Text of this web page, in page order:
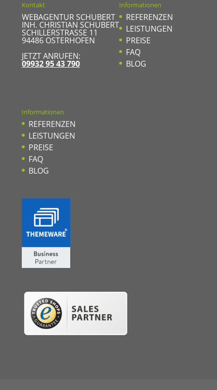
Kontakt
WEBAGENTUR SCHUBERT
INH. CHRISTIAN SCHUBERT
SCHILLERSTRASSE 11
94486OSTERHOFEN
JETZT ANRUFEN:
09932 95 43 790
Informationen
REFERENZEN
LEISTUNGEN
PREISE
FAQ
BLOG
Informationen
REFERENZEN
LEISTUNGEN
PREISE
FAQ
BLOG